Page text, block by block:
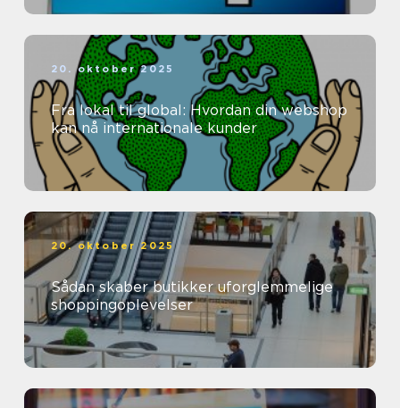
20. oktober 2025
Fra lokal til global: Hvordan din webshop
kan nå internationale kunder
20. oktober 2025
Sådan skaber butikker uforglemmelige
shoppingoplevelser